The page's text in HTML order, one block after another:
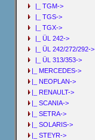
|_ TGM->
|_ TGS->
|_ TGX->
|_ ÜL 242->
|_ ÜL 242/272/292->
|_ ÜL 313/353->
|_ MERCEDES->
|_ NEOPLAN->
|_ RENAULT->
|_ SCANIA->
|_ SETRA->
|_ SOLARIS->
|_ STEYR->